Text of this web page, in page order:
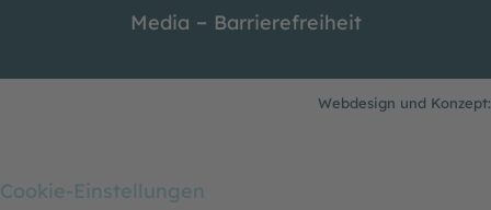
Media – Barrierefreiheit
Webdesign und Konzept:
Cookie-Einstellungen